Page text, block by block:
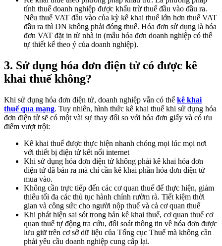
tính thuế doanh nghiệp được khấu trừ thuế đầu vào đầu ra.
Nếu thuế VAT đầu vào của kỳ kê khai thuế lớn hơn thuế VAT
đầu ra thì DN không phải đóng thuế. Hóa đơn sử dụng là hóa
đơn VAT đặt in từ nhà in (mẫu hóa đơn doanh nghiệp có thể
tự thiết kế theo ý của doanh nghiệp).
3. Sử dụng hóa đơn điện tử có được kê
khai thuế không?
Khi sử dụng hóa đơn điện tử, doanh nghiệp vẫn có thể kê khai
thuế qua mạng. Tuy nhiên, hình thức kê khai thuế khi sử dụng hóa
đơn điện tử sẽ có một vài sự thay đổi so với hóa đơn giấy và có ưu
điểm vượt trội:
Kê khai thuế được thực hiện nhanh chóng mọi lúc mọi nơi
với thiết bị điện tử kết nối internet
Khi sử dụng hóa đơn điện tử không phải kê khai hóa đơn
điện tử đã bán ra mà chỉ cần kê khai phần hóa đơn điện tử
mua vào.
Không cần trực tiếp đến các cơ quan thuế để thực hiện, giảm
thiểu tối đa các thủ tục hành chính rườm rà. Tiết kiệm thời
gian và công sức cho người nộp thuế và cả cơ quan thuế
Khi phát hiện sai sót trong bản kê khai thuế, cơ quan thuế cơ
quan thuế tự động tra cứu, đối soát thông tin về hóa đơn được
lưu giữ trên cơ sở dữ liệu của Tổng cục Thuế mà không cần
phải yêu cầu doanh nghiệp cung cấp lại.